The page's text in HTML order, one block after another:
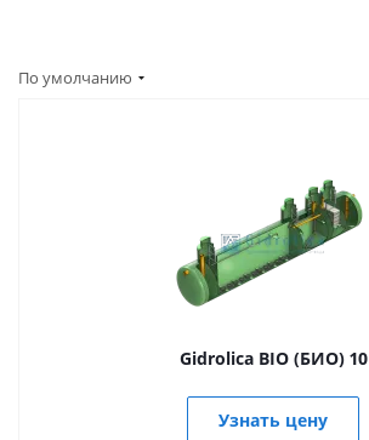
По умолчанию
Gidrolica BIO (БИО) 10
Узнать цену